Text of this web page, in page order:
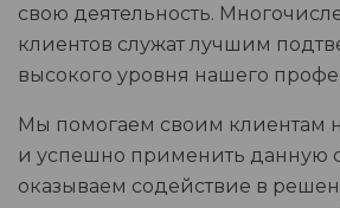
свою деятельность.
клиентов служат лучшим
высокого уровня нашего
Мы помогаем своим клиентам
и успешно применить данную
оказываем содействие в